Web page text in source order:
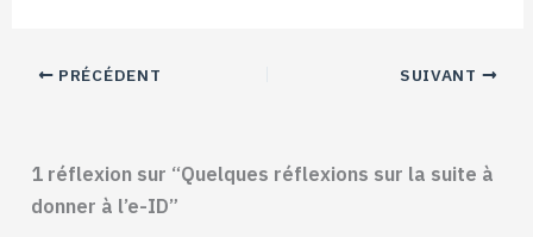
PRÉCÉDENT SUIVANT
1 réflexion sur “Quelques réflexions sur la suite à
donner à l’e-ID”